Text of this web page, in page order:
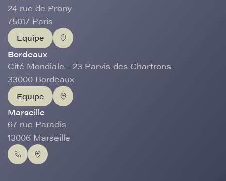
24 rue de Prony
75017 Paris
Equipe
Bordeaux
Cité Mondiale - 23 Parvis des Chartrons
33000 Bordeaux
Equipe
Marseille
67 rue Paradis
13006 Marseille